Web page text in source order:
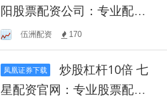
阳股票配资公司：专业配资
服务，助力投资者把握股市
机遇
伍洲配资 170
凤凰证券下载
炒股杠杆10倍 七
星配资官网：专业股票配